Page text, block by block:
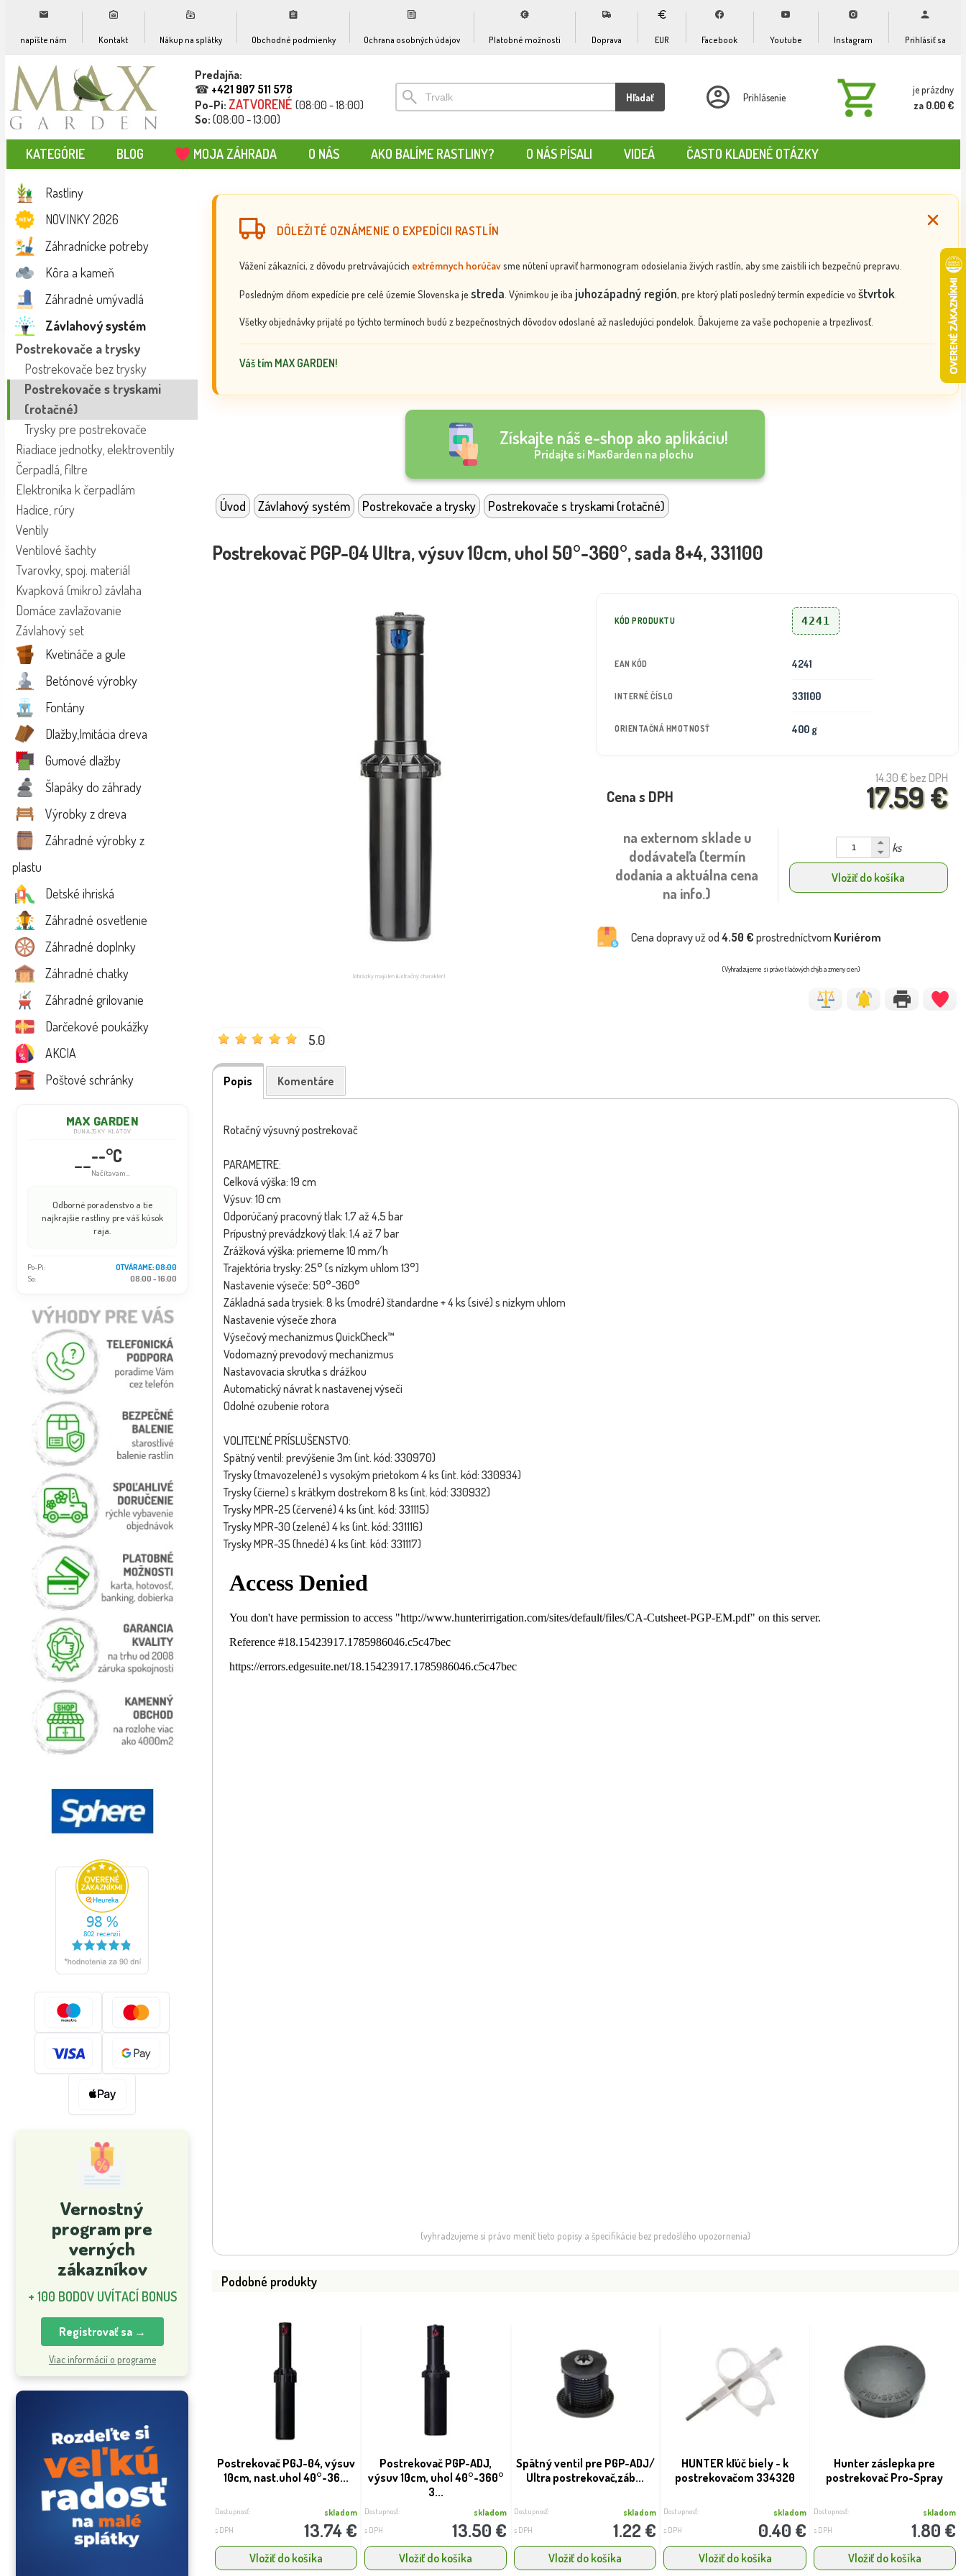
napíšte nám Kontakt Nákup na splátky Obchodné podmienky Ochrana osobných údajov Platobné možnosti Doprava EUR Facebook Youtube Instagram Prihlásiť sa
Predajňa:
☎ +421 907 511 578
Po-Pi: ZATVORENÉ (08:00 - 18:00)
So: (08:00 - 13:00)
Hľadať Prihlásenie
je prázdny
za 0.00 €
KATEGÓRIE BLOG MOJA ZÁHRADA O NÁS AKO BALÍME RASTLINY? O NÁS PÍSALI VIDEÁ ČASTO KLADENÉ OTÁZKY
Rastliny
NOVINKY 2026
Záhradnícke potreby
Kôra a kameň
Záhradné umývadlá
Závlahový systém
Postrekovače a trysky
Postrekovače bez trysky
Postrekovače s tryskami
(rotačné)
Trysky pre postrekovače
Riadiace jednotky, elektroventily
Čerpadlá, filtre
Elektronika k čerpadlám
Hadice, rúry
Ventily
Ventilové šachty
Tvarovky, spoj. materiál
Kvapková (mikro) závlaha
Domáce zavlažovanie
Závlahový set
Kvetináče a gule
Betónové výrobky
Fontány
Dlažby,Imitácia dreva
Gumové dlažby
Šlapáky do záhrady
Výrobky z dreva
Záhradné výrobky z
plastu
Detské ihriská
Záhradné osvetlenie
Záhradné doplnky
Záhradné chatky
Záhradné grilovanie
Darčekové poukážky
AKCIA
Poštové schránky
MAX GARDEN
DUNAJSKÝ KLÁTOV
----°C
Načítavam...
Odborné poradenstvo a tie
najkrajšie rastliny pre váš kúsok
raja.
Po-Pi:
OTVÁRAME: 08:00
So:
08:00 - 16:00
Vernostný
program pre
verných
zákazníkov
+ 100 BODOV UVÍTACÍ BONUS
Registrovať sa →
Viac informácií o programe
DÔLEŽITÉ OZNÁMENIE O EXPEDÍCII RASTLÍN
Vážení zákazníci, z dôvodu pretrvávajúcich extrémnych horúčavsme nútení upraviť harmonogram odosielania živých rastlín, aby sme zaistili ich bezpečnú prepravu.
Posledným dňom expedície pre celé územie Slovenska je streda . Výnimkou je iba juhozápadný región, pre ktorý platí posledný termín expedície vo štvrtok.
Všetky objednávky prijaté po týchto termínoch budú z bezpečnostných dôvodov odoslané až nasledujúci pondelok. Ďakujeme za vaše pochopenie a trpezlivosť.
Váš tím MAX GARDEN!
Získajte náš e-shop ako aplikáciu!
Pridajte si MaxGarden na plochu
Úvod Závlahový systém Postrekovače a trysky Postrekovače s tryskami (rotačné)
Postrekovač PGP-04 Ultra, výsuv 10cm, uhol 50°-360°, sada 8+4, 331100
(obrázky majú len ilustračný charakter)
KÓD PRODUKTU 4241
EAN KÓD 4241
INTERNÉ ČÍSLO 331100
ORIENTAČNÁ HMOTNOSŤ 400 g
14.30 € bez DPH
17.59 €
Cena s DPH
na externom sklade u
dodávateľa (termín
dodania a aktuálna cena
na info.)
ks
Vložiť do košíka
Cena dopravy už od4.50 € prostredníctvom Kuriérom
(Vyhradzujeme si právo tlačových chýb a zmeny cien)
5.0
Popis Komentáre
Rotačný výsuvný postrekovač
PARAMETRE:
Celková výška: 19 cm
Výsuv: 10 cm
Odporúčaný pracovný tlak: 1,7 až 4,5 bar
Prípustný prevádzkový tlak: 1,4 až 7 bar
Zrážková výška: priemerne 10 mm/h
Trajektória trysky: 25° (s nízkym uhlom 13°)
Nastavenie výseče: 50°-360°
Základná sada trysiek: 8 ks (modré) štandardne + 4 ks (sivé) s nízkym uhlom
Nastavenie výseče zhora
Výsečový mechanizmus QuickCheck™
Vodomazný prevodový mechanizmus
Nastavovacia skrutka s drážkou
Automatický návrat k nastavenej výseči
Odolné ozubenie rotora
VOLITEĽNÉ PRÍSLUŠENSTVO:
Spätný ventil: prevýšenie 3m (int. kód: 330970)
Trysky (tmavozelené) s vysokým prietokom 4 ks (int. kód: 330934)
Trysky (čierne) s krátkym dostrekom 8 ks (int. kód: 330932)
Trysky MPR-25 (červené) 4 ks (int. kód: 331115)
Trysky MPR-30 (zelené) 4 ks (int. kód: 331116)
Trysky MPR-35 (hnedé) 4 ks (int. kód: 331117)
(vyhradzujeme si právo meniť tieto popisy a špecifikácie bez predošlého upozornenia)
Podobné produkty
Postrekovač PGJ-04, výsuv
10cm, nast.uhol 40°-36...
Dostupnosť: skladom
s DPH 13.74 €
Vložiť do košíka
Postrekovač PGP-ADJ,
výsuv 10cm, uhol 40°-360°
3...
Dostupnosť: skladom
s DPH 13.50 €
Vložiť do košíka
Spätný ventil pre PGP-ADJ/
Ultra postrekovač,záb...
Dostupnosť: skladom
s DPH 1.22 €
Vložiť do košíka
HUNTER kľúč biely - k
postrekovačom 334320
Dostupnosť: skladom
s DPH 0.40 €
Vložiť do košíka
Hunter záslepka pre
postrekovač Pro-Spray
Dostupnosť: skladom
s DPH 1.80 €
Vložiť do košíka